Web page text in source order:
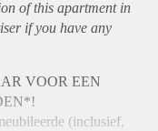
of this apartmentin
if you have any
VOOR EEN
(inclusief,